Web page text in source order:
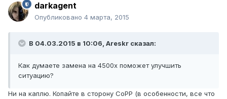
darkagent
Опубликовано 4 марта, 2015
В 04.03.2015 в 10:06, Areskr сказал:
Как думаете замена на 4500x поможет улучшить
ситуацию?
Ни на каплю. Копайте в сторону CoPP (в особенности, все что